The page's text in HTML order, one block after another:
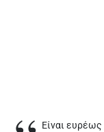
Είναι ευρέως